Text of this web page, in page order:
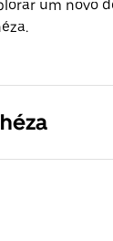
um novo